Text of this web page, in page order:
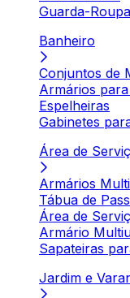
Guarda-
Banheiro
Conjuntos de
Armários
Espelheiras
Gabinetes
Área de
Armários
Tábua de
Área de
Armário
Sapateiras
Jardim e